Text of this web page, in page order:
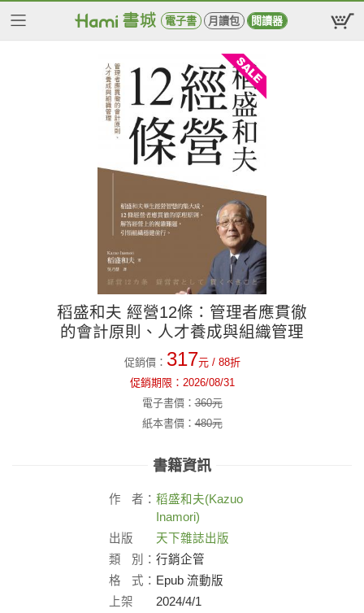
電子書 月讀包 閱讀器
稻盛和夫 經營12條：管理者應貫徹
的會計原則、人才養成與組織管理
促銷價： 317元 / 88折
促銷期限： 2026/08/31
電子書價：360元
紙本書價：480元
書籍資訊
作 者： 稻盛和夫(Kazuo
Inamori)
出版
社：
天下雜誌出版
類
別： 行銷企管
格
式： Epub 流動版
上架
2024/4/1